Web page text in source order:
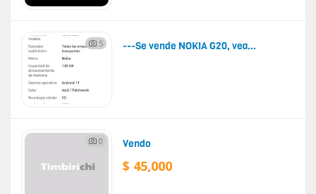
5 ---Se vende NOKIA G20, vea...
0 Vendo
$ 45,000